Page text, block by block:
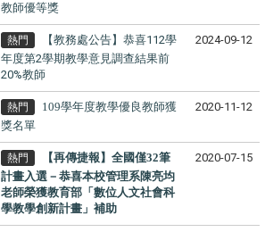
教師優等獎
熱門
【教務處公告】恭喜112學
年度第2學期教學意見調查結果前
20%教師
2024-09-12
熱門
109學年度教學優良教師獲
獎名單
2020-11-12
熱門
【再傳捷報】全國僅32筆
計畫入選－ 恭喜本校管理系陳亮均
老師榮獲教育部「數位人文社會科
學教學創新計畫」補助
2020-07-15